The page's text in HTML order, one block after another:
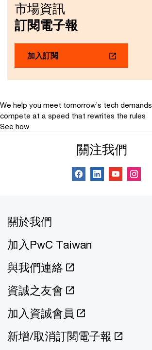
市場資訊
訂閱電子報
加入訂閱
We help you meet tomorrow’s tech demands
compete at a speed that rewrites the rules
See how
關注我們
關於我們
加入PwC Taiwan
與我們連絡
資誠之友會
加入資誠會員
新增/取消訂閱電子報